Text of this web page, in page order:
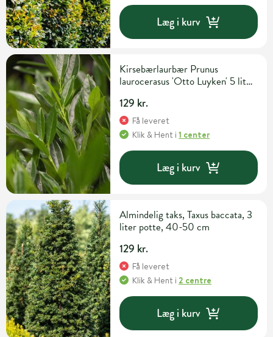
Læg i kurv
Kirsebærlaurbær Prunus
laurocerasus 'Otto Luyken' 5 liter
129 kr.
Få leveret
Klik & Hent i1 center
Læg i kurv
Almindelig taks, Taxus baccata, 3
liter potte, 40-50 cm
129 kr.
Få leveret
Klik & Hent i2 centre
Læg i kurv